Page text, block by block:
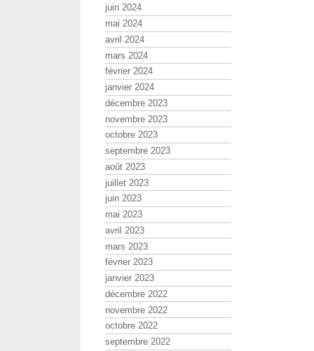
juin 2024
mai 2024
avril 2024
mars 2024
février 2024
janvier 2024
décembre 2023
novembre 2023
octobre 2023
septembre 2023
août 2023
juillet 2023
juin 2023
mai 2023
avril 2023
mars 2023
février 2023
janvier 2023
décembre 2022
novembre 2022
octobre 2022
septembre 2022